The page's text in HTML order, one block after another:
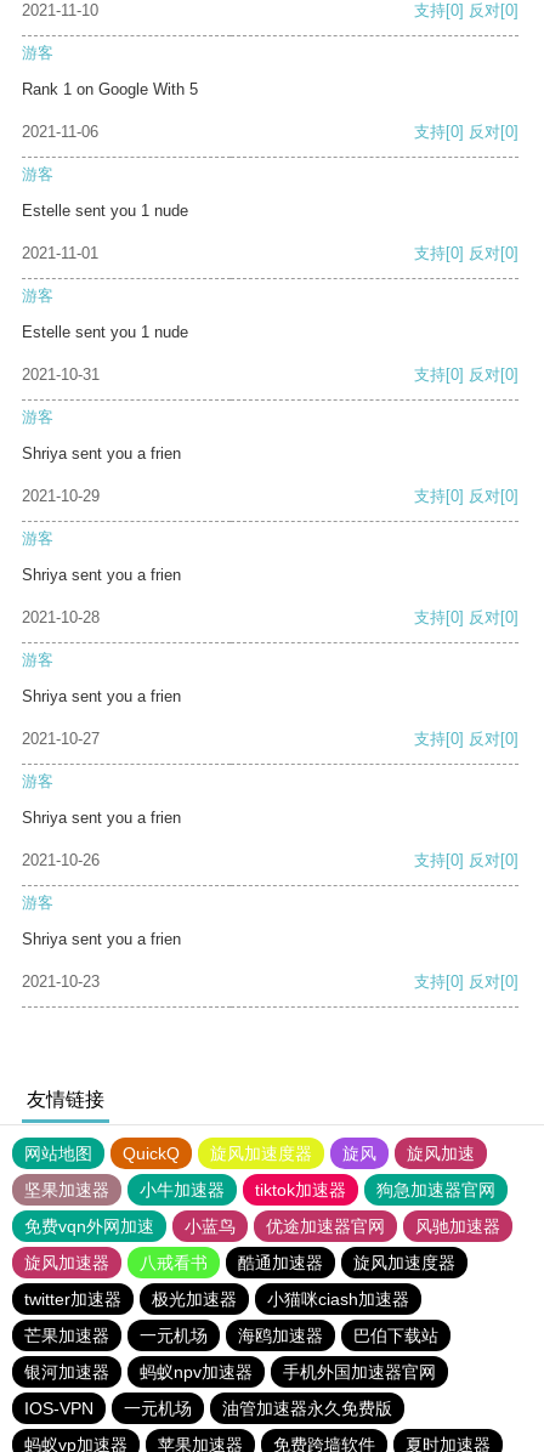
2021-11-10 支持[0] 反对[0]
游客
Rank 1 on Google With 5
2021-11-06 支持[0] 反对[0]
游客
Estelle sent you 1 nude
2021-11-01 支持[0] 反对[0]
游客
Estelle sent you 1 nude
2021-10-31 支持[0] 反对[0]
游客
Shriya sent you a frien
2021-10-29 支持[0] 反对[0]
游客
Shriya sent you a frien
2021-10-28 支持[0] 反对[0]
游客
Shriya sent you a frien
2021-10-27 支持[0] 反对[0]
游客
Shriya sent you a frien
2021-10-26 支持[0] 反对[0]
游客
Shriya sent you a frien
2021-10-23 支持[0] 反对[0]
友情链接
网站地图 QuickQ 旋风加速度器 旋风
旋风加速
坚果加速器
小牛加速器 tiktok加速器
狗急加速器官网
免费vqn外网加速
小蓝鸟 优途加速器官网
风驰加速器
旋风加速器
八戒看书 酷通加速器
旋风加速度器
twitter加速器
极光加速器
小猫咪ciash加速器
芒果加速器
一元机场 海鸥加速器
巴伯下载站
银河加速器
蚂蚁npv加速器
手机外国加速器官网
IOS-VPN
一元机场
油管加速器永久免费版
蚂蚁vp加速器
苹果加速器 免费跨墙软件 夏时加速器